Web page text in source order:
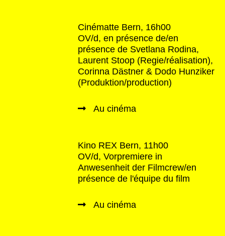
Cinématte Bern, 16h00
OV/d, en présence de/en
présence de Svetlana Rodina,
Laurent Stoop (Regie/réalisation),
Corinna Dästner & Dodo Hunziker
(Produktion/production)
Au cinéma
Kino REX Bern, 11h00
OV/d, Vorpremiere in
Anwesenheit der Filmcrew/en
présence de l'équipe du film
Au cinéma